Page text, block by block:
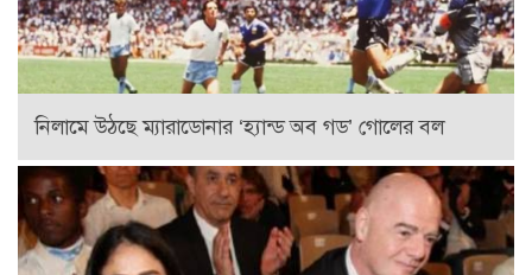
নিলামে উঠছে ম্যারাডোনার ‘হ্যান্ড অব গড’ গোলের বল